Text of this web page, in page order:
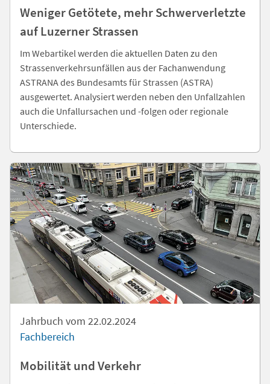
Weniger Getötete, mehr Schwerverletzte
auf Luzerner Strassen
Im Webartikel werden die aktuellen Daten zu den
Strassenverkehrsunfällen aus der Fachanwendung
ASTRANA des Bundesamts für Strassen (ASTRA)
ausgewertet. Analysiert werden neben den Unfallzahlen
auch die Unfallursachen und -folgen oder regionale
Unterschiede.
Jahrbuch vom 22.02.2024
Fachbereich
Mobilität und Verkehr